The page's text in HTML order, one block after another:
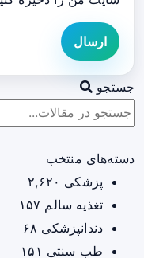
ارسال
جستجو
دسته‌های منتخب
پزشکی ۲,۶۲۰
تغذیه سالم ۱۵۷
دندانپزشکی ۶۸
طب سنتی ۱۵۱